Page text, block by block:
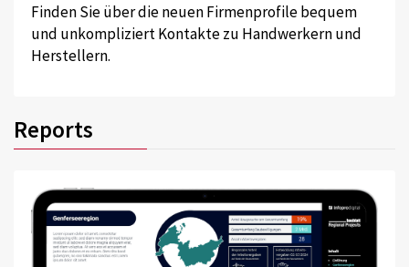
Finden Sie über die neuen Firmenprofile bequem
und unkompliziert Kontakte zu Handwerkern und
Herstellern.
Reports